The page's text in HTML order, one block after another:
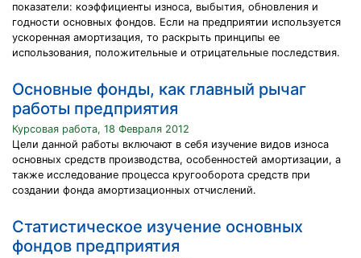
показатели: коэффициенты износа, выбытия, обновления и
годности основных фондов. Если на предприятии используется
ускоренная амортизация, то раскрыть принципы ее
использования, положительные и отрицательные последствия.
Основные фонды, как главный рычаг
работы предприятия
Курсовая работа, 18 Февраля 2012
Цели данной работы включают в себя изучение видов износа
основных средств производства, особенностей амортизации, а
также исследование процесса кругооборота средств при
создании фонда амортизационных отчислений.
Статистическое изучение основных
фондов предприятия